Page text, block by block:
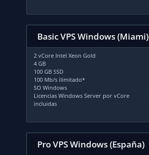
Basic VPS Windows (Miami)
2 vCore Intel Xeon Gold
4 GB
100 GB SSD
100 Mb/s ilimitado*
SO Windows
Licencias Windows Server por vCore
incluidas
Pro VPS Windows (España)